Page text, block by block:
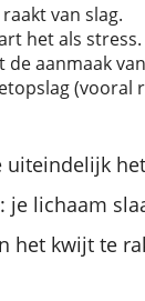
van slag.
het als stress.
de aanmaak
(vooral
uiteindelijk het
je lichaam
het kwijt te